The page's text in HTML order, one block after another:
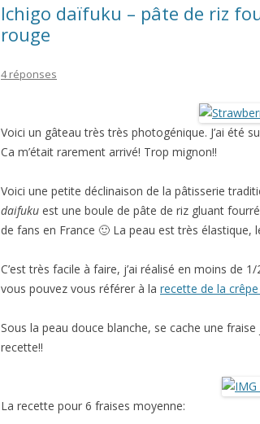
Ichigo daïfuku – pâte de riz
rouge
4 réponses
Voici un gâteau très très photogénique. J’ai été
Ca m’était rarement arrivé! Trop mignon!!
Voici une petite déclinaison de la pâtisserie
daifuku est une boule de pâte de riz gluant
de fans en France 🙂 La peau est très
C’est très facile à faire, j’ai réalisé en moins de
vous pouvez vous référer à la recette de la
Sous la peau douce blanche, se cache une
recette!!
La recette pour 6 fraises moyenne: